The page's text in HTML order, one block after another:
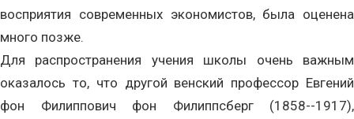
восприятия современных экономистов, была оценена
много позже.
Для распространения учения школы очень важным
оказалось то, что другой венский профессор Евгений
фон Филиппович фон Филиппсберг (1858--1917),